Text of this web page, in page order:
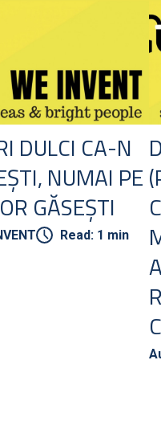
DULCI CA-N
NUMAI PE
GĂSEȘTI
Read: 1 min